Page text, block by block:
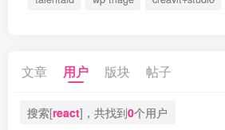
文章 用户 版块 帖子
搜索[react]，共找到0个用户